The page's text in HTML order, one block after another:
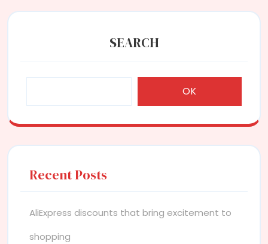
SEARCH
OK
Recent Posts
AliExpress discounts that bring excitement to
shopping